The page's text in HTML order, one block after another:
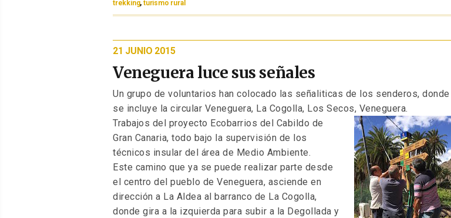
trekking,turismo rural
PUBLICADO
EL
21 JUNIO 2015
Veneguera luce sus señales
Un grupo de voluntarios han colocado las señaliticas de los senderos, donde
se incluye la circular Veneguera, La Cogolla, Los Secos, Veneguera.
Trabajos del proyecto Ecobarrios del Cabildo de
Gran Canaria, todo bajo la supervisión de los
técnicos insular del área de Medio Ambiente.
Este camino que ya se puede realizar parte desde
el centro del pueblo de Veneguera, asciende en
dirección a La Aldea al barranco de La Cogolla,
donde gira a la izquierda para subir a la Degollada y